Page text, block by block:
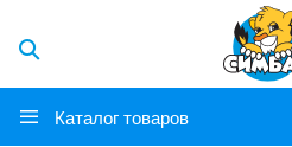
Каталог товаров